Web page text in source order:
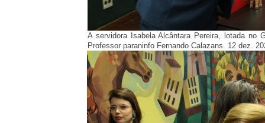
A servidora Isabela Alcântara Pereira, lotada no
Professor paraninfo Fernando Calazans. 12 dez.